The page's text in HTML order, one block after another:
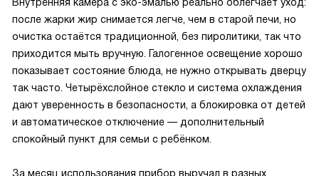
после жарки жир снимается легче, чем в старой печи, но
очистка остаётся традиционной, без пиролитики, так что
приходится мыть вручную. Галогенное освещение хорошо
показывает состояние блюда, не нужно открывать дверцу
так часто. Четырёхслойное стекло и система охлаждения
дают уверенность в безопасности, а блокировка от детей
и автоматическое отключение — дополнительный
спокойный пункт для семьи с ребёнком.
За месяц использования прибор выручал в разных